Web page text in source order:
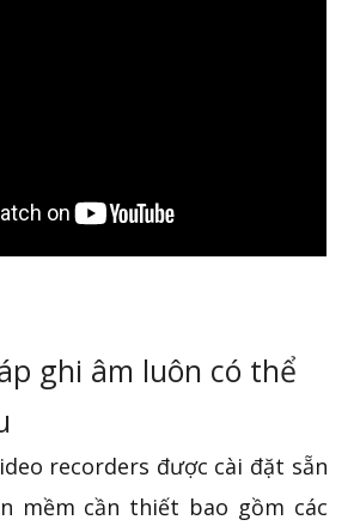
ghi âm luôn có thể
recorders được cài đặt sẵn
mềm cần thiết bao gồm các